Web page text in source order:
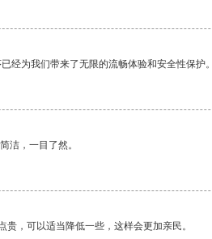
经为我们带来了无限的流畅体验和安全性保护
洁，一目了然。
贵，可以适当降低一些，这样会更加亲民。